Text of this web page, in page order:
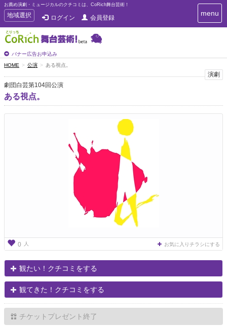
お薦め演劇・ミュージカルのクチコミは、CoRich舞台芸術！
T
o
g
g
e
n
a
v
i
g
地域選択 ログイン 会員登録
バナー広告お申込み
T
o
i
g
menu
HOME 公演 ある視点。
演劇
劇団白芸第104回公演
ある視点。
0 人 お気に入りチラシにする
観たい！クチコミをする
観てきた！クチコミをする
チケットプレゼント終了